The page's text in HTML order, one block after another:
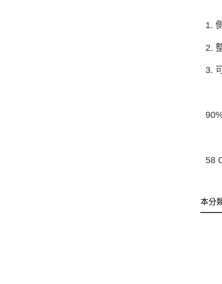
1.
2.
3.
58
本分